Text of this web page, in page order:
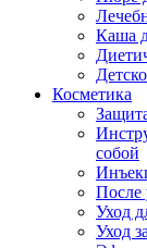
Каша
Косметика
собой
После
Уход
Уход